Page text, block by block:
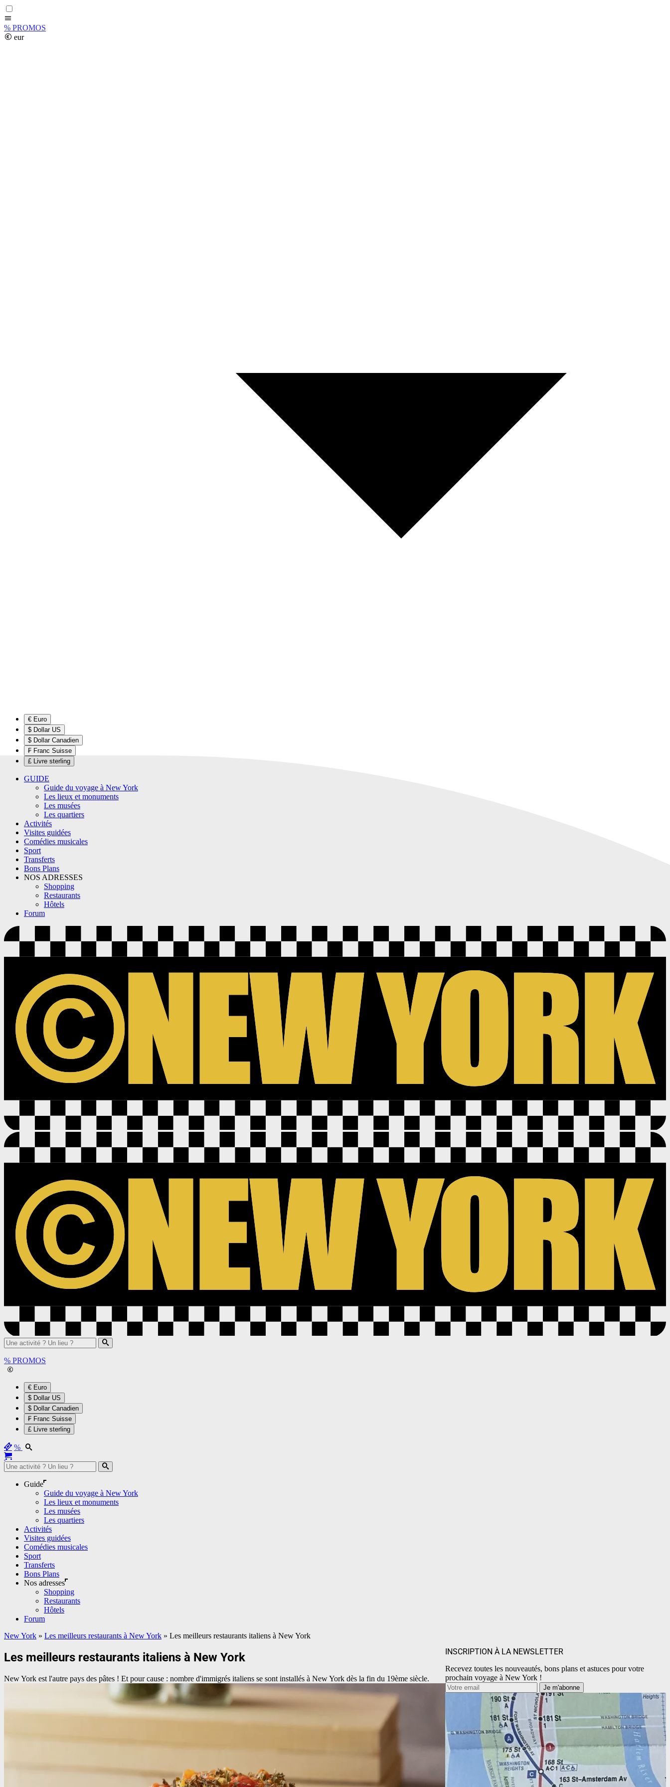
% PROMOS
eur
€ Euro
$ Dollar US
$ Dollar Canadien
₣ Franc Suisse
£ Livre sterling
GUIDE
Guide du voyage à New York
Les lieux et monuments
Les musées
Les quartiers
Activités
Visites guidées
Comédies musicales
Sport
Transferts
Bons Plans
NOS ADRESSES
Shopping
Restaurants
Hôtels
Forum
% PROMOS
€ Euro
$ Dollar US
$ Dollar Canadien
₣ Franc Suisse
£ Livre sterling
%
Guide
Guide du voyage à New York
Les lieux et monuments
Les musées
Les quartiers
Activités
Visites guidées
Comédies musicales
Sport
Transferts
Bons Plans
Nos adresses
Shopping
Restaurants
Hôtels
Forum
New York » Les meilleurs restaurants à New York » Les meilleurs restaurants italiens à New York
Les meilleurs restaurants italiens à New York
New York est l'autre pays des pâtes ! Et pour cause : nombre d'immigrés italiens se sont installés à New York dès la fin du 19ème siècle.
INSCRIPTION À LA NEWSLETTER
Recevez toutes les nouveautés, bons plans et astuces pour votre
prochain voyage à New York !
Je m'abonne